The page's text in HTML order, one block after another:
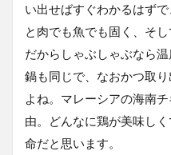
い出せばすぐわかるはず
と肉でも魚でも固く、そ
だからしゃぶしゃぶなら
鍋も同じで、なおかつ取
よね。マレーシアの海南
由。どんなに鶏が美味し
命だと思います。